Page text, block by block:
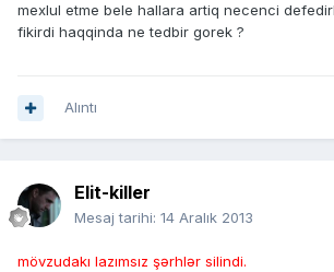
mexlul etme bele hallara artiq necenci
fikirdi haqqinda ne tedbir gorek ?
Alıntı
Elit-killer
Mesaj tarihi: 14 Aralık 2013
mövzudakı lazımsız şərhlər silindi.